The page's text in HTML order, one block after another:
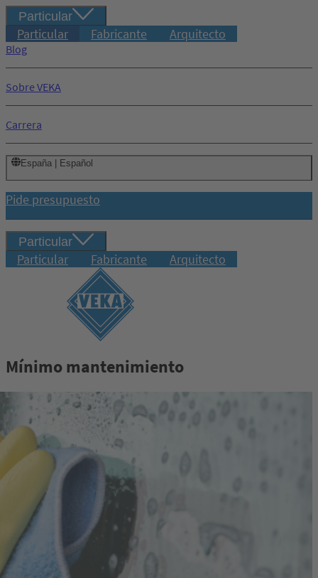
Particular
Particular Fabricante Arquitecto
Blog
Sobre VEKA
Carrera
España | Español
Pide presupuesto
Particular
Particular Fabricante Arquitecto
Mínimo mantenimiento